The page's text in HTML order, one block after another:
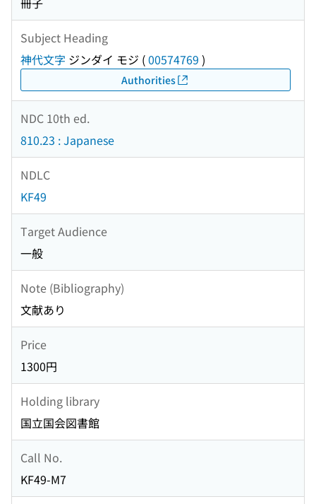
Subject Heading
神代文字 ジンダイ モジ (00574769 )
Authorities
NDC 10th ed.
810.23 : Japanese
NDLC
KF49
Target Audience
一般
Note (Bibliography)
文献あり
Price
1300円
Holding library
国立国会図書館
Call No.
KF49-M7